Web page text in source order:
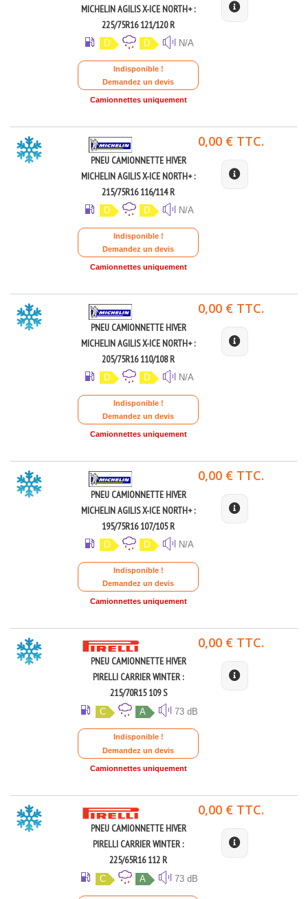
MICHELIN AGILIS X-ICE NORTH+ :
225/75R16 121/120 R
D D N/A
Indisponible !
Demandez un devis
Camionnettes uniquement
PNEU CAMIONNETTE HIVER
MICHELIN AGILIS X-ICE NORTH+ :
215/75R16 116/114 R
D D N/A
Indisponible !
Demandez un devis
Camionnettes uniquement
0,00 € TTC.
PNEU CAMIONNETTE HIVER
MICHELIN AGILIS X-ICE NORTH+ :
205/75R16 110/108 R
D D N/A
Indisponible !
Demandez un devis
Camionnettes uniquement
0,00 € TTC.
PNEU CAMIONNETTE HIVER
MICHELIN AGILIS X-ICE NORTH+ :
195/75R16 107/105 R
D D N/A
Indisponible !
Demandez un devis
Camionnettes uniquement
0,00 € TTC.
PNEU CAMIONNETTE HIVER
PIRELLI CARRIER WINTER :
215/70R15 109 S
C A 73 dB
Indisponible !
Demandez un devis
Camionnettes uniquement
0,00 € TTC.
PNEU CAMIONNETTE HIVER
PIRELLI CARRIER WINTER :
225/65R16 112 R
C A 73 dB
0,00 € TTC.